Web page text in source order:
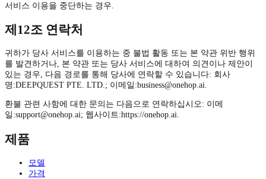
서비스 이용을 중단하는 경우.
제12조 연락처
귀하가 당사 서비스를 이용하는 중 불법 활동 또는 본 약관 위반 행위
를 발견하거나, 본 약관 또는 당사 서비스에 대하여 의견이나 제안이
있는 경우, 다음 경로를 통해 당사에 연락할 수 있습니다: 회사
명:DEEPQUEST PTE. LTD.; 이메일:business@onehop.ai.
환불 관련 사항에 대한 문의는 다음으로 연락하십시오: 이메
일:support@onehop.ai; 웹사이트:https://onehop.ai.
제품
모델
가격